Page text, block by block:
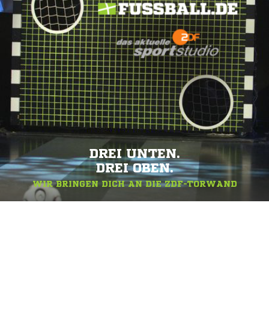
DREI UNTEN.
DREI OBEN.
WIR BRINGEN DICH AN DIE ZDF-TORWAND